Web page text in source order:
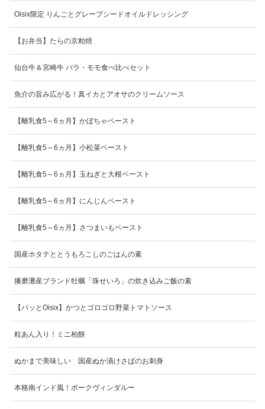
Oisix限定 りんごとグレープシードオイルドレッシング
【お弁当】たらの京粕焼
仙台牛＆宮崎牛 バラ・モモ食べ比べセット
魚介の旨み広がる！真イカとアオサのクリームソース
【離乳食5～6ヵ月】かぼちゃペースト
【離乳食5～6ヵ月】小松菜ペースト
【離乳食5～6ヵ月】玉ねぎと大根ペースト
【離乳食5～6ヵ月】にんじんペースト
【離乳食5～6ヵ月】さつまいもペースト
国産ホタテととうもろこしのごはんの素
播磨灘産ブランド牡蠣「珠せいろ」の炊き込みご飯の素
【パッとOisix】かつとゴロゴロ野菜トマトソース
粒あん入り！ミニ柏餅
ぬかまで美味しい 国産ぬか漬けさばのお刺身
本格南インド風！ポークヴィンダルー